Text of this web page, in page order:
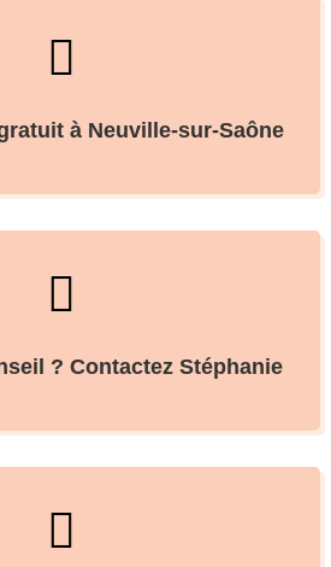

à Neuville-sur-Saône

? Contactez Stéphanie
